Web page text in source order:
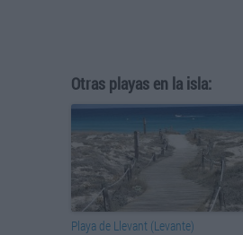
Otras playas en la isla:
Playa de Llevant (Levante)